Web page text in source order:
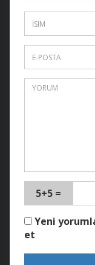
5+5 =
Yeni
et